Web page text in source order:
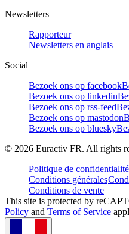
Newsletters
Rapporteur
Newsletters en anglais
Social
Bezoek ons op facebook
Bezoek ons op linkedin
Bezoek ons op rss-feed
Bezoek ons op mastodon
Bezoek ons op bluesky
© 2026 Euractiv FR. All rights
Politique de confidentialité
Conditions générales
Conditions de vente
This site is protected by
Policy and Terms of Service